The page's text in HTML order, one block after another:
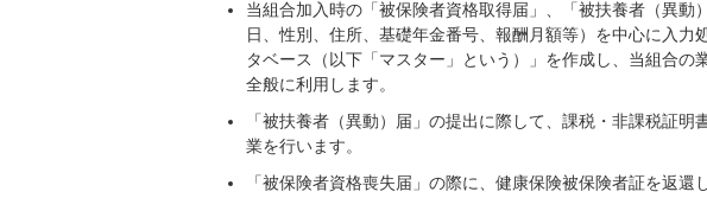
当組合加入時の「被保険者資格取得届」、「被扶養者（異動
日、性別、住所、基礎年金番号、報酬月額等）を中心に入
タベース（以下「マスター」という）」を作成し、当組合
全般に利用します。
「被扶養者（異動）届」の提出に際して、課税・非課税証
業を行います。
「被保険者資格喪失届」の際に、健康保険被保険者証を返